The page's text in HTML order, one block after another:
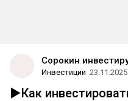
Сорокин
Инвестиции 23.11.2025
▶️Как